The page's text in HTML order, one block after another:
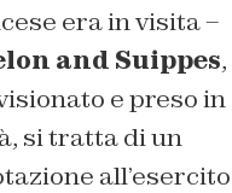
era in visita –
and Suippes,
e preso in
si tratta di un
all’esercito